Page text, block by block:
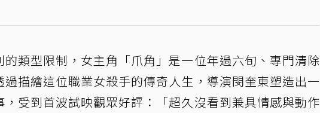
的類型限制，女主角「爪角」是一位年過六旬、專門清除
描繪這位職業女殺手的傳奇人生，導演閔奎東塑造出一
受到首波試映觀眾好評：「超久沒看到兼具情感與動作